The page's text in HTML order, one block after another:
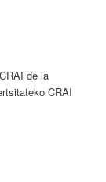
de la
CRAI